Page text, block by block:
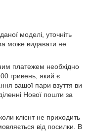
моделі, уточніть
може видавати не
платежем необхідно
гривень, який є
вашої пари взуття ви
Нової пошти за
клієнт не приходить
від посилки. В